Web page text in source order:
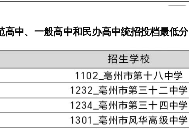
高中、一般高中和民办高中统招投档最低分